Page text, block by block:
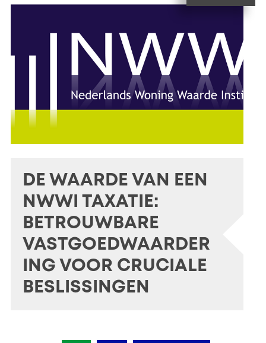
DE WAARDE VAN EEN
NWWI TAXATIE:
BETROUWBARE
VASTGOEDWAARDER
ING VOOR CRUCIALE
BESLISSINGEN